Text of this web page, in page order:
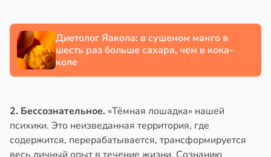
Диетолог Яакола: в сушеном манго в
шесть раз больше сахара, чем в кока-
коле
2. Бессознательное. «Тёмная лошадка» нашей
психики. Это неизведанная территория, где
содержится, перерабатывается, трансформируется